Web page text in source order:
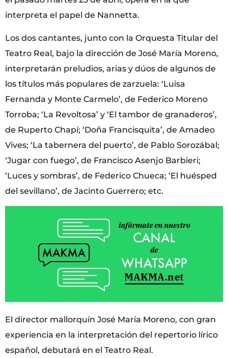
interpreta el papel de Nannetta.
Los dos cantantes, junto con la Orquesta Titular del
Teatro Real, bajo la dirección de José María Moreno,
interpretarán preludios, arias y dúos de algunos de
los títulos más populares de zarzuela: ‘Luisa
Fernanda y Monte Carmelo’, de Federico Moreno
Torroba; ‘La Revoltosa’ y ‘El tambor de granaderos’,
de Ruperto Chapí; ‘Doña Francisquita’, de Amadeo
Vives; ‘La tabernera del puerto’, de Pablo Sorozábal;
‘Jugar con fuego’, de Francisco Asenjo Barbieri;
‘Luces y sombras’, de Federico Chueca; ‘El huésped
del sevillano’, de Jacinto Guerrero; etc.
El director mallorquín José María Moreno, con gran
experiencia en la interpretación del repertorio lírico
español, debutará en el Teatro Real.